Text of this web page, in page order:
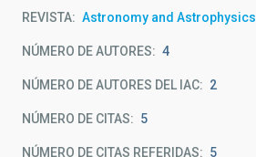
REVISTA Astronomy and Astrophysics
NÚMERO DE AUTORES 4
NÚMERO DE AUTORES DEL IAC 2
NÚMERO DE CITAS 5
NÚMERO DE CITAS REFERIDAS 5